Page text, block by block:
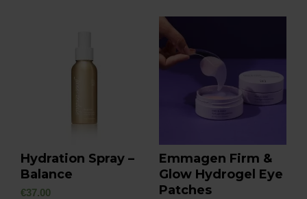
Hydration Spray –
Balance
€37.00
Emmagen Firm &
Glow Hydrogel Eye
Patches